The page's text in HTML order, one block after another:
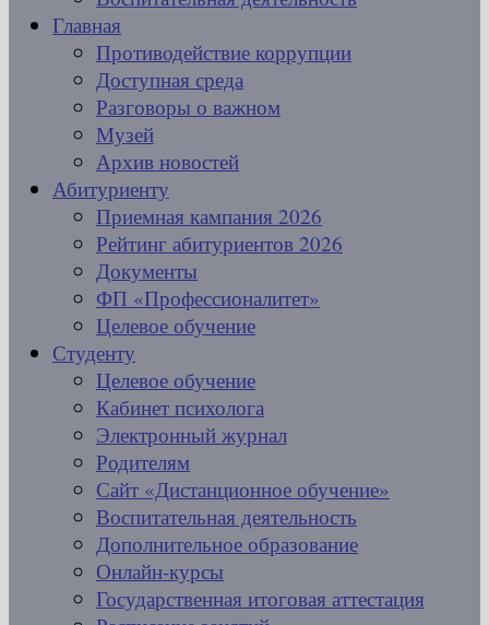
Главная
Противодействие коррупции
Доступная среда
Разговоры о важном
Музей
Архив новостей
Абитуриенту
Приемная кампания 2026
Рейтинг абитуриентов 2026
Документы
ФП «Профессионалитет»
Целевое обучение
Студенту
Целевое обучение
Кабинет психолога
Электронный журнал
Родителям
Сайт «Дистанционное обучение»
Воспитательная деятельность
Дополнительное образование
Онлайн-курсы
Государственная итоговая аттестация